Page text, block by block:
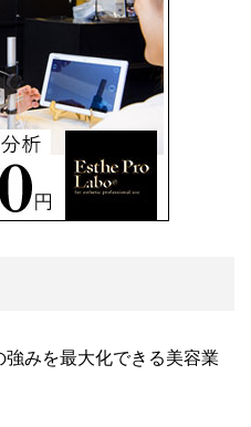
みを最大化できる美容業